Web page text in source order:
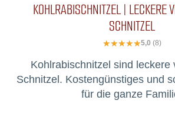
KOHLRABISCHNITZEL | LECKERE
SCHNITZEL
5,0 (8)
Kohlrabischnitzel sind leckere
Schnitzel. Kostengünstiges und
für die ganze